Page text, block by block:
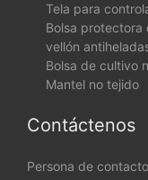
Tela para
Bolsa protectora
vellón
Bolsa de cultivo
Mantel no tejido
Contáctenos
Persona de